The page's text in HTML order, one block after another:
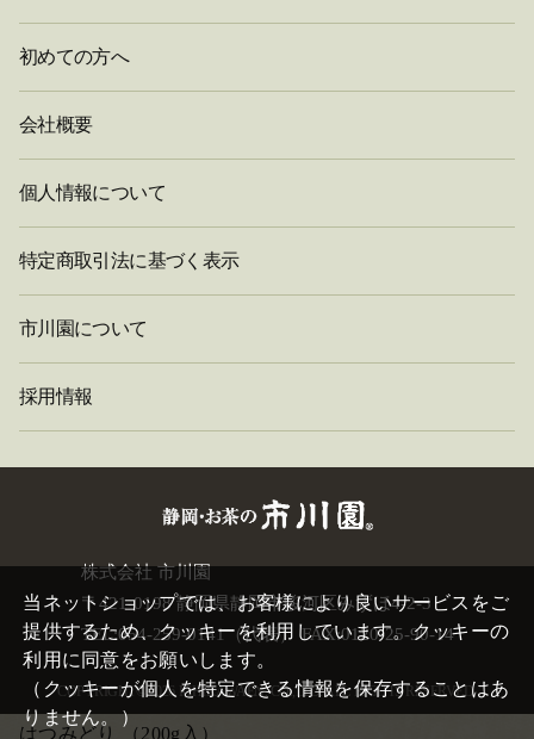
はつみどり （200g入）
初めての方へ
会社概要
個人情報について
特定商取引法に基づく表示
市川園について
採用情報
株式会社 市川園
〒421-0198 静岡県静岡市駿河区みずほ4-2-3
TEL:054-259-0141（代表） FAX:0120-25-90-14
COPYRIGHT©2026 ICHIKAWAEN. CO.,LTD. ALL RIGHTS RESERVED.
当ネットショップでは、お客様により良いサービスをご
提供するため、クッキーを利用しています。クッキーの
利用に同意をお願いします。
（クッキーが個人を特定できる情報を保存することはあ
りません。）
閉
じ
る